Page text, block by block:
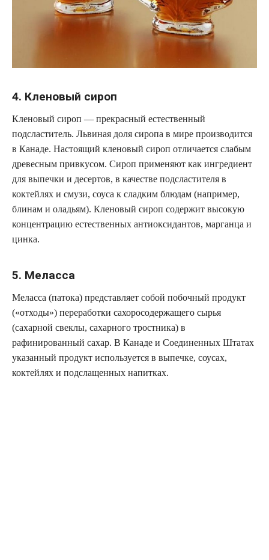
4. Кленовый сироп
Кленовый сироп — прекрасный естественный
подсластитель. Львиная доля сиропа в мире производится
в Канаде. Настоящий кленовый сироп отличается слабым
древесным привкусом. Сироп применяют как ингредиент
для выпечки и десертов, в качестве подсластителя в
коктейлях и смузи, соуса к сладким блюдам (например,
блинам и оладьям). Кленовый сироп содержит высокую
концентрацию естественных антиоксидантов, марганца и
цинка.
5. Меласса
Меласса (патока) представляет собой побочный продукт
(«отходы») переработки сахоросодержащего сырья
(сахарной свеклы, сахарного тростника) в
рафинированный сахар. В Канаде и Соединенных Штатах
указанный продукт используется в выпечке, соусах,
коктейлях и подслащенных напитках.